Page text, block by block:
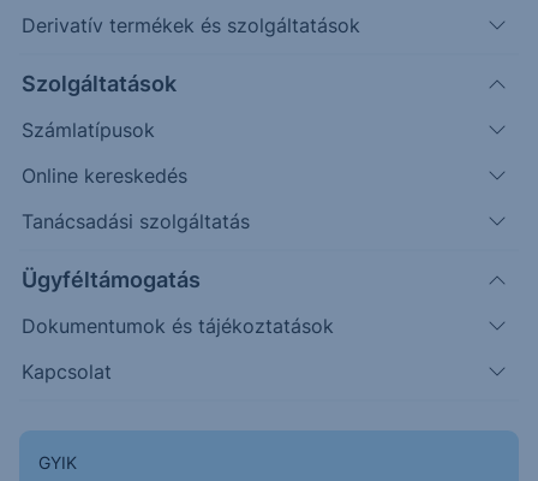
Derivatív termékek és szolgáltatások
Szolgáltatások
Számlatípusok
Online kereskedés
Tanácsadási szolgáltatás
Ügyféltámogatás
Dokumentumok és tájékoztatások
Kapcsolat
GYIK